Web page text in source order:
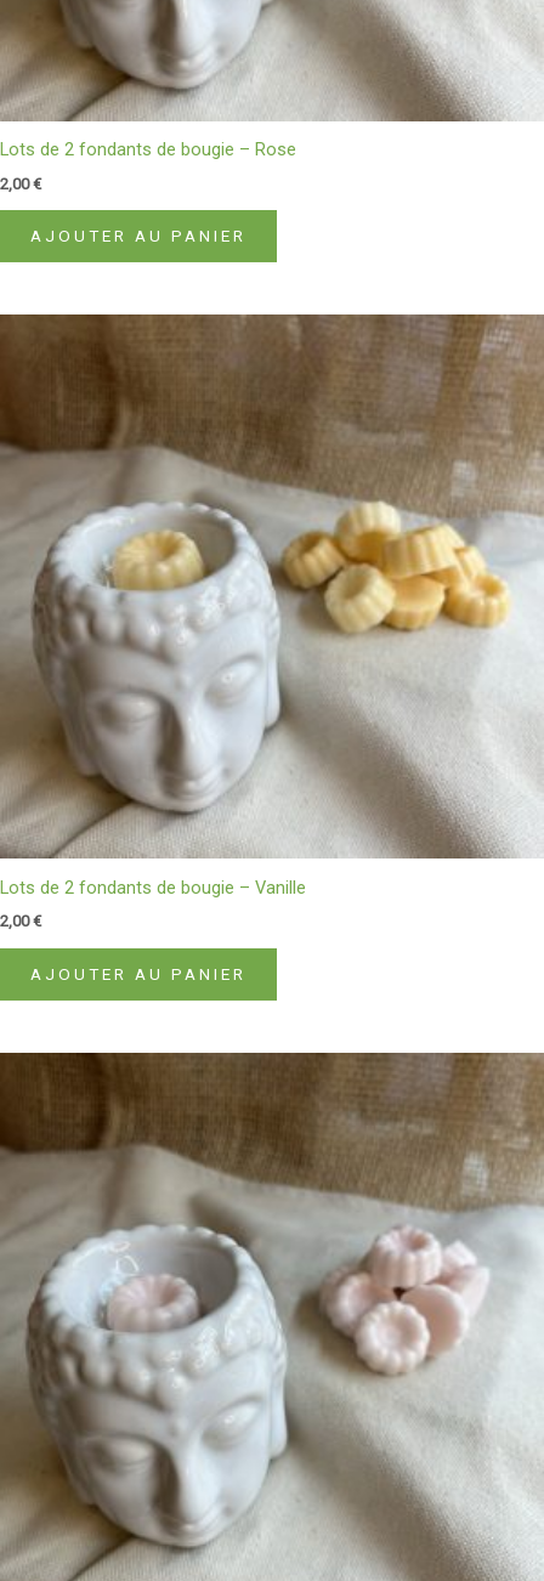
Lots de 2 fondants de bougie – Rose
2,00€
AJOUTER AU PANIER
Lots de 2 fondants de bougie – Vanille
2,00€
AJOUTER AU PANIER